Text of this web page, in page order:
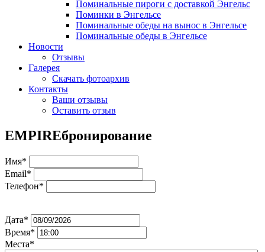
Поминальные пироги с доставкой Энгельс
Поминки в Энгельсе
Поминальные обеды на вынос в Энгельсе
Поминальные обеды в Энгельсе
Новости
Отзывы
Галерея
Скачать фотоархив
Контакты
Ваши отзывы
Оставить отзыв
EMPIREбронирование
Имя*
Email*
Телефон*
Дата*
Время*
Места*